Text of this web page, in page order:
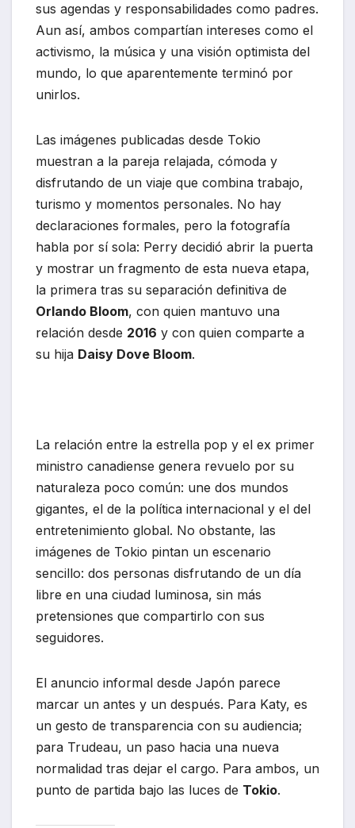
sus agendas y responsabilidades como padres.
Aun así, ambos compartían intereses como el
activismo, la música y una visión optimista del
mundo, lo que aparentemente terminó por
unirlos.
Las imágenes publicadas desde Tokio
muestran a la pareja relajada, cómoda y
disfrutando de un viaje que combina trabajo,
turismo y momentos personales. No hay
declaraciones formales, pero la fotografía
habla por sí sola: Perry decidió abrir la puerta
y mostrar un fragmento de esta nueva etapa,
la primera tras su separación definitiva de
Orlando Bloom, con quien mantuvo una
relación desde 2016 y con quien comparte a
su hija Daisy Dove Bloom.
La relación entre la estrella pop y el ex primer
ministro canadiense genera revuelo por su
naturaleza poco común: une dos mundos
gigantes, el de la política internacional y el del
entretenimiento global. No obstante, las
imágenes de Tokio pintan un escenario
sencillo: dos personas disfrutando de un día
libre en una ciudad luminosa, sin más
pretensiones que compartirlo con sus
seguidores.
El anuncio informal desde Japón parece
marcar un antes y un después. Para Katy, es
un gesto de transparencia con su audiencia;
para Trudeau, un paso hacia una nueva
normalidad tras dejar el cargo. Para ambos, un
punto de partida bajo las luces de Tokio.